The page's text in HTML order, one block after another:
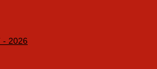
- 2026